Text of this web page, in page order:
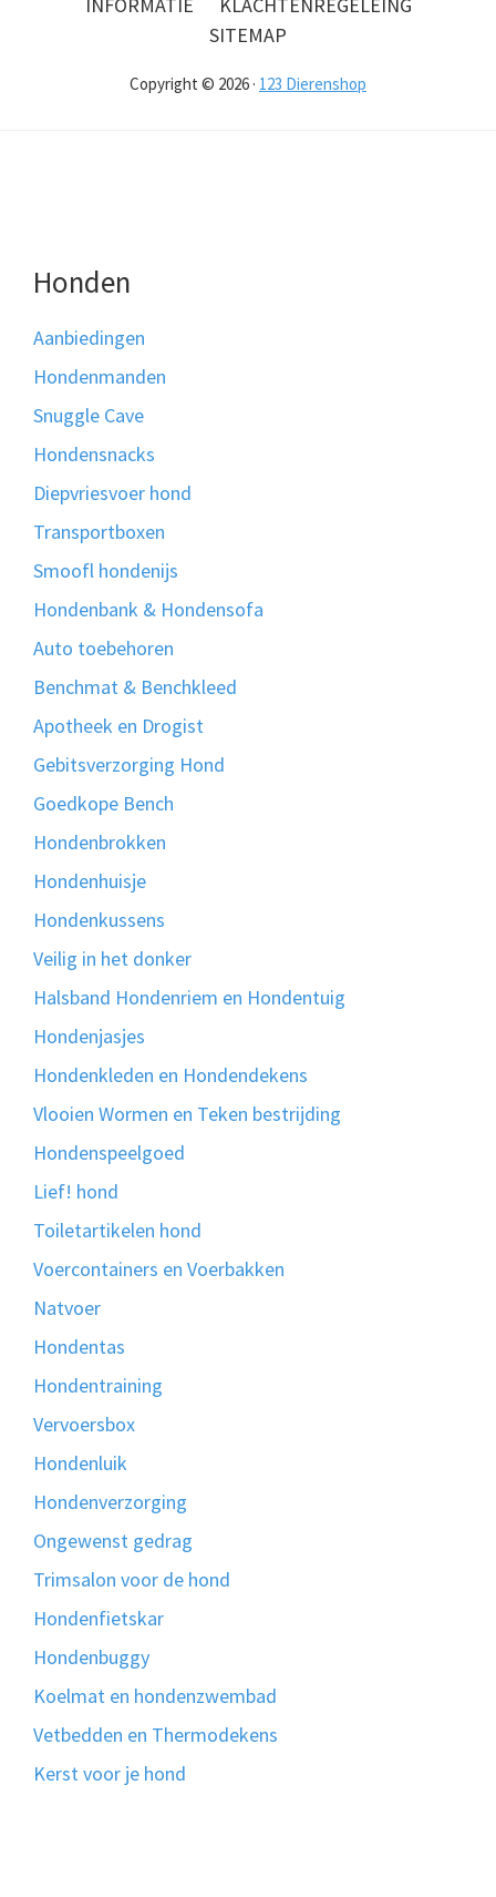
SITEMAP
Copyright © 2026 · 123 Dierenshop
Honden
Aanbiedingen
Hondenmanden
Snuggle Cave
Hondensnacks
Diepvriesvoer hond
Transportboxen
Smoofl hondenijs
Hondenbank & Hondensofa
Auto toebehoren
Benchmat & Benchkleed
Apotheek en Drogist
Gebitsverzorging Hond
Goedkope Bench
Hondenbrokken
Hondenhuisje
Hondenkussens
Veilig in het donker
Halsband Hondenriem en Hondentuig
Hondenjasjes
Hondenkleden en Hondendekens
Vlooien Wormen en Teken bestrijding
Hondenspeelgoed
Lief! hond
Toiletartikelen hond
Voercontainers en Voerbakken
Natvoer
Hondentas
Hondentraining
Vervoersbox
Hondenluik
Hondenverzorging
Ongewenst gedrag
Trimsalon voor de hond
Hondenfietskar
Hondenbuggy
Koelmat en hondenzwembad
Vetbedden en Thermodekens
Kerst voor je hond